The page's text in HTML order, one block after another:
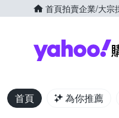
首頁拍賣企業/大宗
首頁 為你推薦